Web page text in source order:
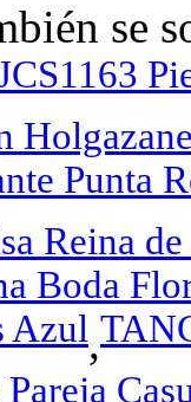
se
Punta
Reina
Boda
Azul,